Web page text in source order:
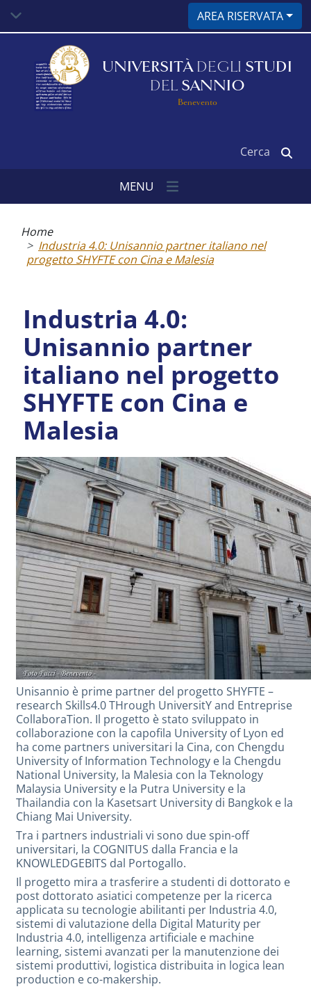
contenuto
AREA RISERVATA
UNIVERSITÀ DEGLI STUDI
DEL SANNIO
Benevento
MENU
pane
Home
Industria 4.0: Unisannio partner italiano nel
progetto SHYFTE con Cina e Malesia
Industria 4.0:
Unisannio partner
italiano nel progetto
SHYFTE con Cina e
Malesia
Unisannio è prime partner del progetto SHYFTE –
research Skills4.0 THrough UniversitY and Entreprise
CollaboraTion. Il progetto è stato sviluppato in
collaborazione con la capofila University of Lyon ed
ha come partners universitari la Cina, con Chengdu
University of Information Technology e la Chengdu
National University, la Malesia con la Teknology
Malaysia University e la Putra University e la
Thailandia con la Kasetsart University di Bangkok e la
Chiang Mai University.
Tra i partners industriali vi sono due spin-off
universitari, la COGNITUS dalla Francia e la
KNOWLEDGEBITS dal Portogallo.
Il progetto mira a trasferire a studenti di dottorato e
post dottorato asiatici competenze per la ricerca
applicata su tecnologie abilitanti per Industria 4.0,
sistemi di valutazione della Digital Maturity per
Industria 4.0, intelligenza artificiale e machine
learning, sistemi avanzati per la manutenzione dei
sistemi produttivi, logistica distribuita in logica lean
production e co-makership.